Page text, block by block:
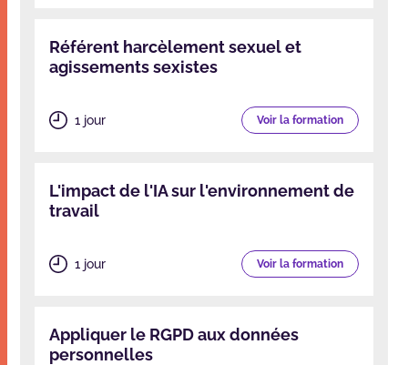
Référent harcèlement sexuel et
agissements sexistes
1 jour Voir la formation
L'impact de l'IA sur l'environnement de
travail
1 jour Voir la formation
Appliquer le RGPD aux données
personnelles